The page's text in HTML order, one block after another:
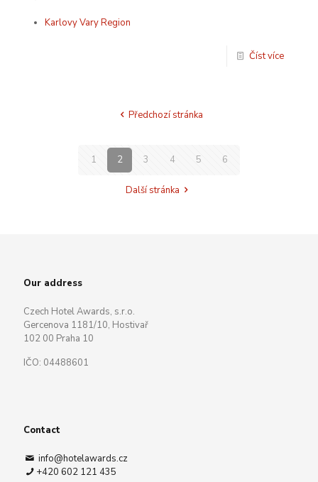
Karlovy Vary Region
Číst více
Předchozí stránka
1 2 3 4 5 6
Další stránka
Our address
Czech Hotel Awards, s.r.o.
Gercenova 1181/10, Hostivař
102 00 Praha 10
IČO: 04488601
Contact
info@hotelawards.cz
+420 602 121 435